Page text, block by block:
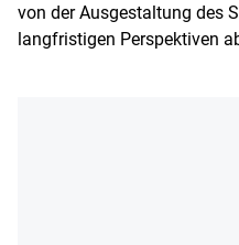
von der Ausgestaltung des
langfristigen Perspektiven